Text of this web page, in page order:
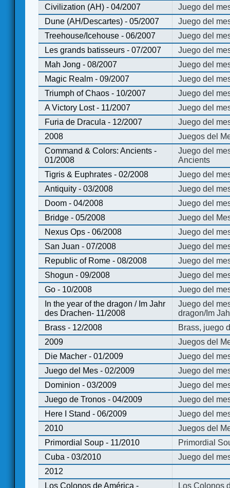
Civilization (AH) - 04/2007
Juego del
Dune (AH/Descartes) - 05/2007
Juego del
Treehouse/Icehouse - 06/2007
Juego del
Les grands batisseurs - 07/2007
Juego del
Mah Jong - 08/2007
Juego del
Magic Realm - 09/2007
Juego del
Triumph of Chaos - 10/2007
Juego del
A Victory Lost - 11/2007
Juego del
Furia de Dracula - 12/2007
Juego del
2008
Juegos del
Command & Colors: Ancients -
01/2008
Juego del
Ancients
Tigris & Euphrates - 02/2008
Juego del
Antiquity - 03/2008
Juego del
Doom - 04/2008
Juego del
Bridge - 05/2008
Juego del
Nexus Ops - 06/2008
Juego del
San Juan - 07/2008
Juego del
Republic of Rome - 08/2008
Juego del
Shogun - 09/2008
Juego del
Go - 10/2008
Juego del
In the year of the dragon / Im Jahr
des Drachen- 11/2008
Juego del
dragon/Im
Brass - 12/2008
Brass, juego
2009
Juegos del
Die Macher - 01/2009
Juego del
Juego del Mes - 02/2009
Juego del
Dominion - 03/2009
Juego del
Juego de Tronos - 04/2009
Juego del
Here I Stand - 06/2009
Juego del
2010
Juegos del
Primordial Soup - 11/2010
Primordial
Cuba - 03/2010
Juego del
2012
Los Colonos de América -
Los Colonos